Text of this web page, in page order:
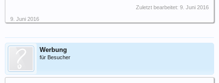
Zuletzt bearbeitet: 9. Juni 2016
9. Juni 2016
Werbung
für Besucher